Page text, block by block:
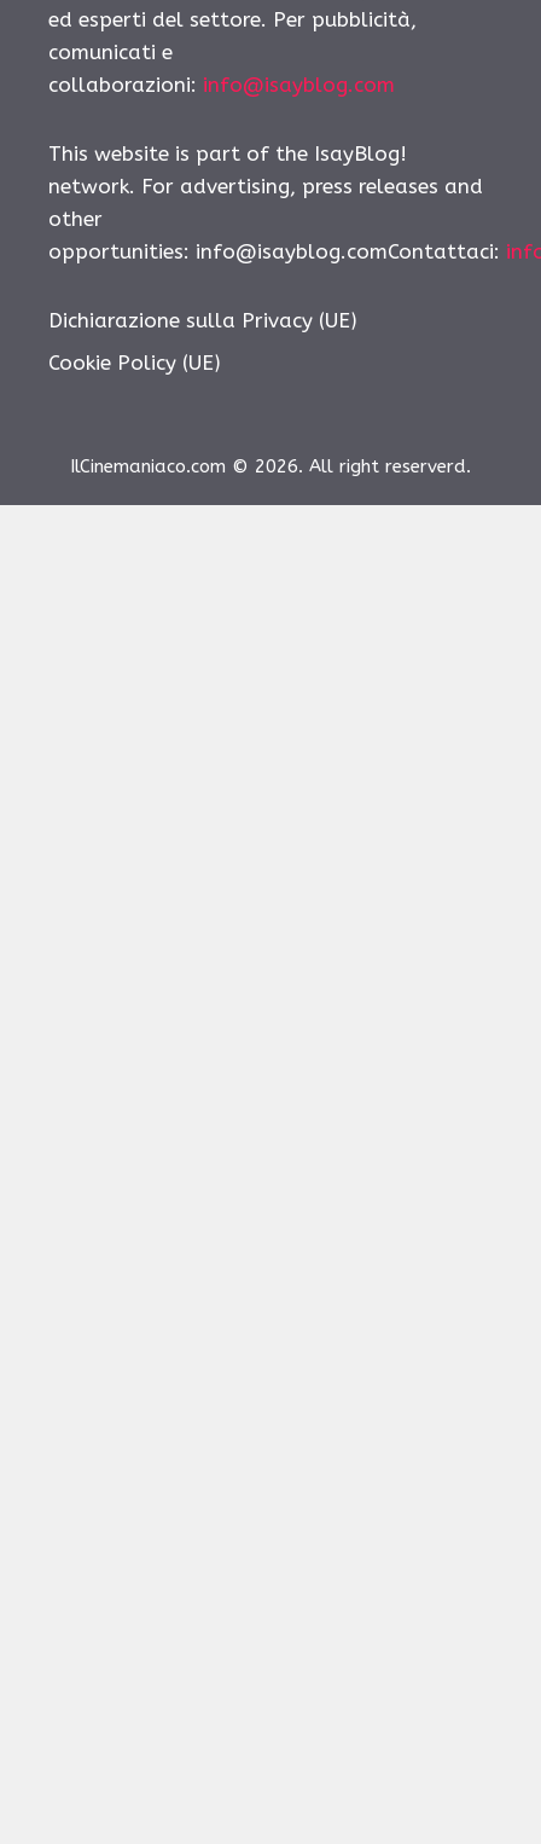
ed esperti del settore. Per pubblicità,
comunicati e
collaborazioni: info@isayblog.com
This website is part of the IsayBlog!
network. For advertising, press releases and
other
opportunities: info@isayblog.comContattaci:
Dichiarazione sulla Privacy (UE)
Cookie Policy (UE)
IlCinemaniaco.com © 2026. All right reserverd.